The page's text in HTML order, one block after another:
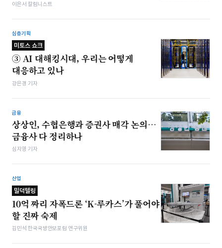
이은서 칼럼니스트
심층기획
미토스 쇼크
③ AI 대해킹시대, 우리는 어떻게
대응하고 있나
강은경 기자
금융
상상인, 수협은행과 증권사 매각 논의…
금융사 다 정리하나
심지영 기자
산업
밀덕텔링
10억 짜리 자폭드론 ‘K-루카스’가 풀어야
할 진짜 숙제
김민석 한국국방안보포럼 연구위원